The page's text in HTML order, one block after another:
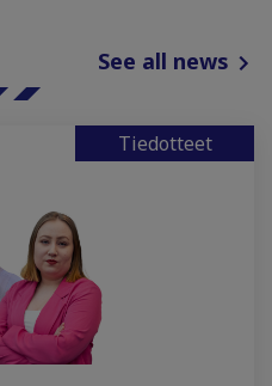
See all news
Tiedotteet